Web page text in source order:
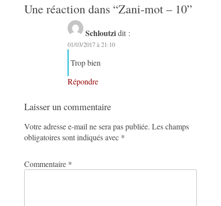
Une réaction dans “Zani-mot – 10”
Schloutzi dit :
01/03/2017 à 21:10
Trop bien
Répondre
Laisser un commentaire
Votre adresse e-mail ne sera pas publiée. Les champs
obligatoires sont indiqués avec *
Commentaire *